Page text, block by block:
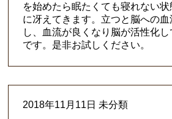
を始めたら眠たくても寝れない
に冴えてきます。立つと脳への
し、血流が良くなり脳が活性化し
です。是非お試しください。
2018年11月11日 未分類